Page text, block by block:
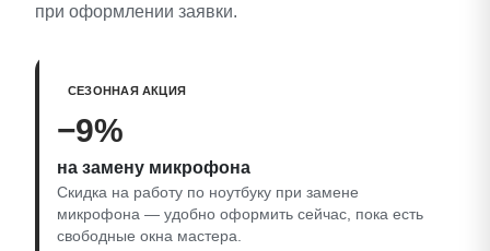
при оформлении заявки.
СЕЗОННАЯ АКЦИЯ
−9%
на замену микрофона
Скидка на работу по ноутбуку при замене
микрофона — удобно оформить сейчас, пока есть
свободные окна мастера.